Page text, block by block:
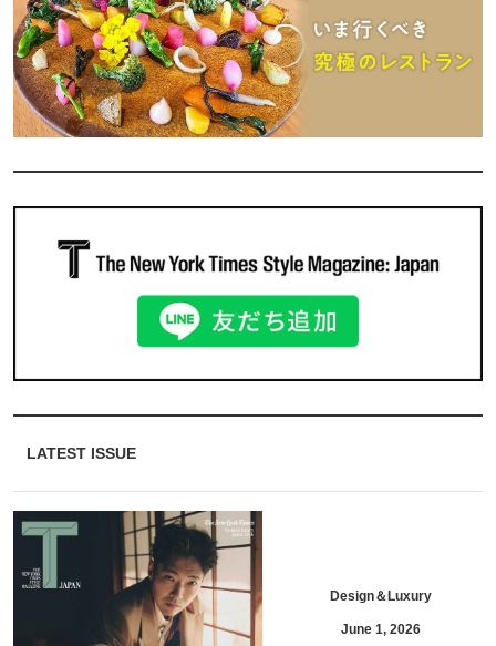
LATEST ISSUE
Design＆Luxury
June 1, 2026